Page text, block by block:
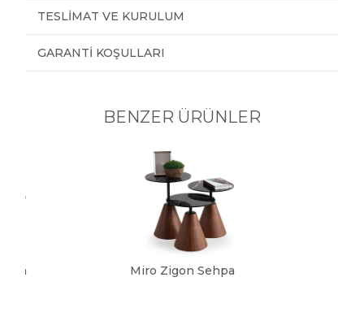
TESLIMAT VE KURULUM
GARANTI KOŞULLARI
BENZER ÜRÜNLER
Miro Zigon Sehpa